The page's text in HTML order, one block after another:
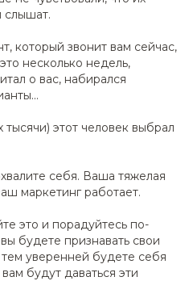
слышат.
который звонит вам сейчас,
несколько недель,
о вас, набирался
тысячи) этот человек выбрал
себя. Ваша тяжелая
маркетинг работает.
это и порадуйтесь по-
будете признавать свои
уверенней будете себя
будут даваться эти